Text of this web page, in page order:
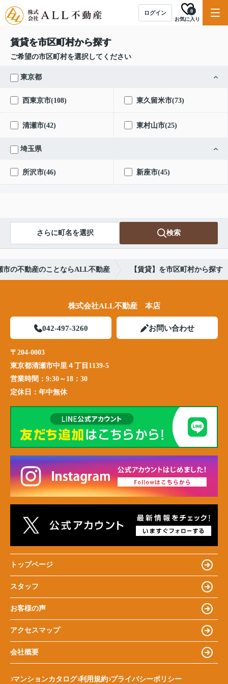
ログイン
お気に入り
0
賃貸を市区町村から探す
ご希望の市区町村を選択してください
東京都
西東京市(108) 東久留米市(73)
清瀬市(42) 東村山市(25)
埼玉県
所沢市(46) 新座市(45)
さらに町名を選択 検索
市の不動産のことならALL不動産 【賃貸】を市区町村から探す
株式会社ALL不動産 本店
042-497-3260 お問い合わせ
〒204-0003
東京都清瀬市中里４丁目1139-5
営業時間： 9:30～18：30
定休日： 年中無休
トップページ
スタッフ
お客様の声
アクセスマップ
会社概要
マンションカタログ 利用規約 プライバシーポリシー